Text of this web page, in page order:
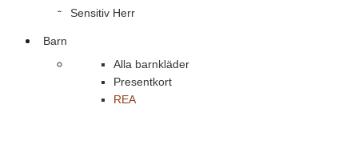
Sensitiv Herr
Barn
Alla barnkläder
Presentkort
REA